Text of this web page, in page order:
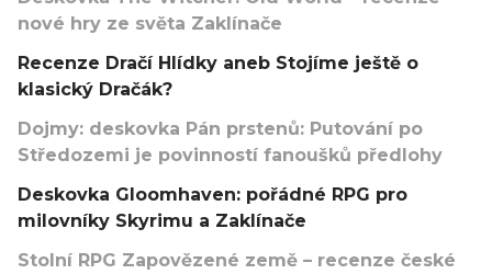
nové hry ze světa Zaklínače
Recenze Dračí Hlídky aneb Stojíme ještě o
klasický Dračák?
Dojmy: deskovka Pán prstenů: Putování po
Středozemi je povinností fanoušků předlohy
Deskovka Gloomhaven: pořádné RPG pro
milovníky Skyrimu a Zaklínače
Stolní RPG Zapovězené země – recenze české